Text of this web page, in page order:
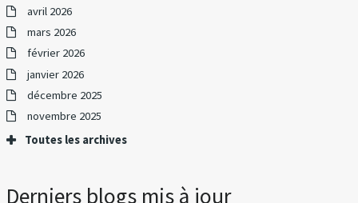
avril 2026
mars 2026
février 2026
janvier 2026
décembre 2025
novembre 2025
Toutes les archives
Derniers blogs mis à jour